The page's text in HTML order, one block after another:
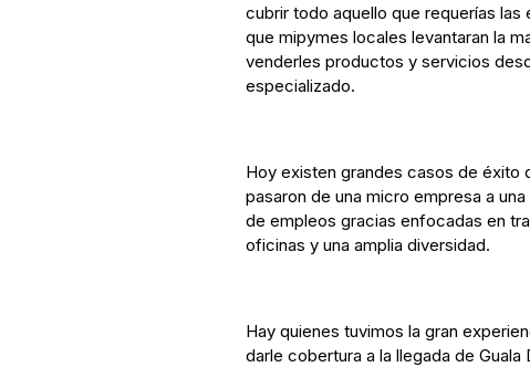
cubrir todo aquello que requerías
que mipymes locales levantaran la
venderles productos y servicios
especializado.
Hoy existen grandes casos de éxito
pasaron de una micro empresa a
de empleos gracias enfocadas en
oficinas y una amplia diversidad.
Hay quienes tuvimos la gran
darle cobertura a la llegada de